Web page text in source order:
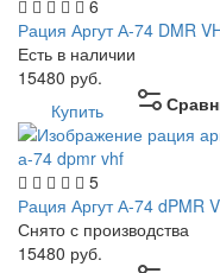
6
Рация Аргут А-74 DMR
Есть в наличии
15480 руб.
Купить
5
Рация Аргут А-74 dPMR
Снято с производства
15480 руб.